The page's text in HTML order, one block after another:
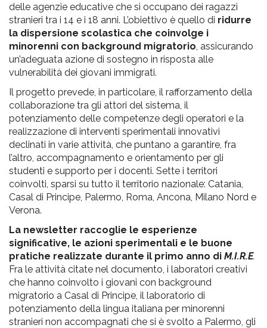
delle agenzie educative che si occupano dei ragazzi
stranieri tra i 14 e i 18 anni. L’obiettivo è quello di ridurre
la dispersione scolastica che coinvolge i
minorenni con background migratorio , assicurando
un’adeguata azione di sostegno in risposta alle
vulnerabilità dei giovani immigrati.
Il progetto prevede, in particolare, il rafforzamento della
collaborazione tra gli attori del sistema, il
potenziamento delle competenze degli operatori e la
realizzazione di interventi sperimentali innovativi
declinati in varie attività, che puntano a garantire, fra
l’altro, accompagnamento e orientamento per gli
studenti e supporto per i docenti. Sette i territori
coinvolti, sparsi su tutto il territorio nazionale: Catania,
Casal di Principe, Palermo, Roma, Ancona, Milano Nord e
Verona.
La newsletter raccoglie le esperienze
significative, le azioni sperimentali e le buone
pratiche realizzate durante il primo anno di M.I.R.E.
Fra le attività citate nel documento, i laboratori creativi
che hanno coinvolto i giovani con background
migratorio a Casal di Principe, il laboratorio di
potenziamento della lingua italiana per minorenni
stranieri non accompagnati che si è svolto a Palermo, gli